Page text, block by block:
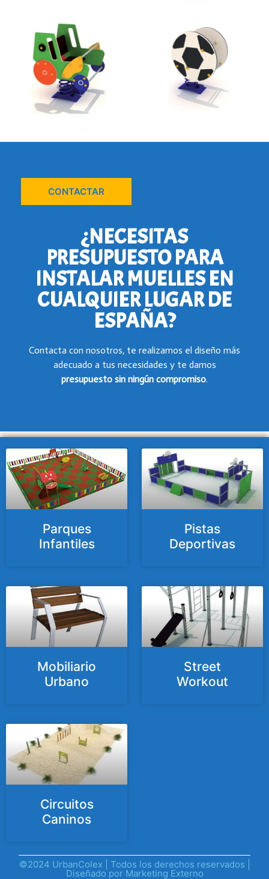
¿NECESITAS
PRESUPUESTO PARA
INSTALAR MUELLES EN
CUALQUIER LUGAR DE
ESPAÑA?
Contacta con nosotros, te realizamos el diseño más
adecuado a tus necesidades y te damos
presupuesto sin ningún compromiso.
CONTACTAR
Parques
Infantiles
Pistas
Deportivas
Mobiliario
Urbano
Street
Workout
Circuitos
Caninos
©2024 UrbanColex | Todos los derechos reservados |
Diseñado por Marketing Externo